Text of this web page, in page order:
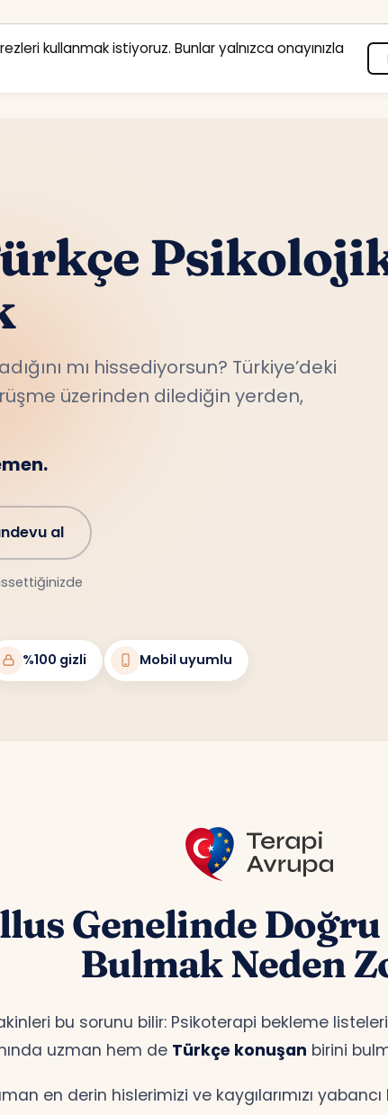
AnasayfaHizmet alanlarıPsikologlar
Psikolojik
mı hissediyorsun? Türkiye’deki
üzerinden dilediğin yerden,
al
%100 gizli Mobil uyumlu
Genelinde Doğru
Bulmak Neden
uzman hem de Türkçe konuşanbirini
süreçte ince detaylar ve nüanslar kaybolup gider.
kullanmak istiyoruz. Bunlar yalnızca onayınızla